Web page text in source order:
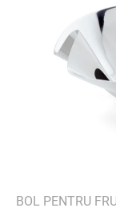
BOL PENTRU